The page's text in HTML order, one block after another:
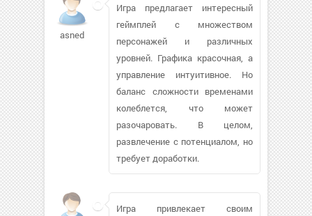
asned
Игра предлагает интересный
геймплей с множеством
персонажей и различных
уровней. Графика красочная, а
управление интуитивное. Но
баланс сложности временами
колеблется, что может
разочаровать. В целом,
развлечение с потенциалом, но
требует доработки.
Игра привлекает своим